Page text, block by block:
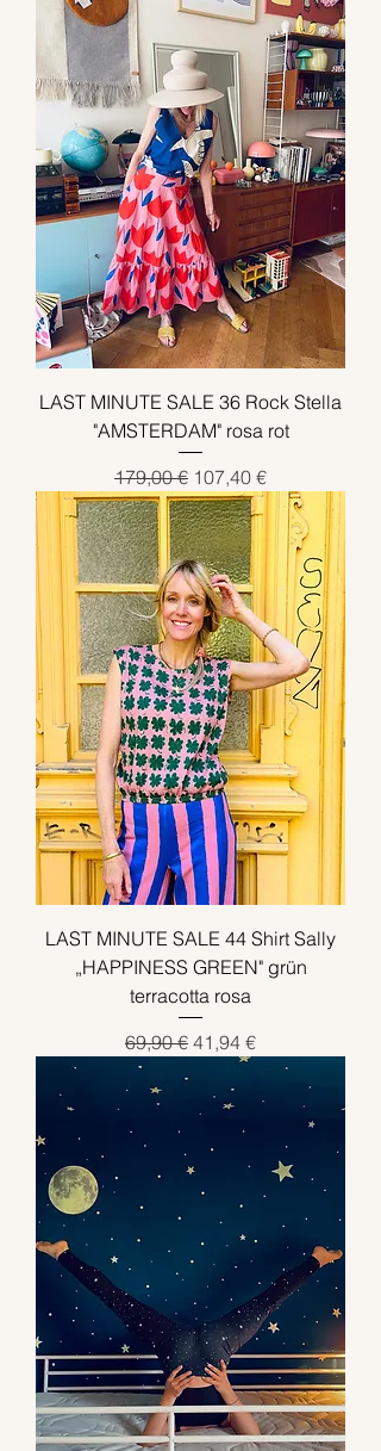
LAST MINUTE SALE 36 Rock Stella
"AMSTERDAM" rosa rot
Standardpreis
179,00 € Sale-Preis
107,40 €
LAST MINUTE SALE 44 Shirt Sally
„HAPPINESS GREEN" grün
terracotta rosa
Standardpreis
69,90 € Sale-Preis
41,94 €